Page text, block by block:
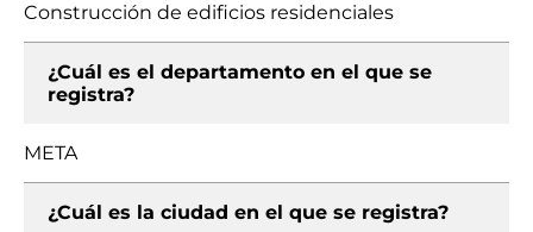
Construcción de edificios residenciales
¿Cuál es el departamento en el que se
registra?
META
¿Cuál es la ciudad en el que se registra?